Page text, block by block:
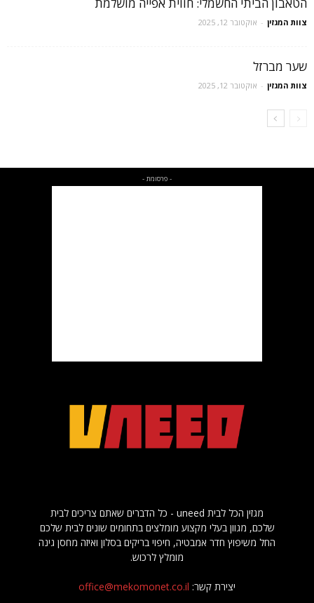
צוות המגזין - אוקטובר 12, 2025
שער מברזל
צוות המגזין - אוקטובר 12, 2025
- פרסומת -
מגזין הכל לבית uneed - כל הדברים שאתם צריכים לבית
שלכם, מגוון בעלי מקצוע מומלצים בתחומים שונים לבית שלכם
החל משיפוץ חדר אמבטיה, חיפוי בריקים בסלון ואיזה מחסן גינה
מומלץ לרכוש.
יצירת קשר: office@mekomonet.co.il